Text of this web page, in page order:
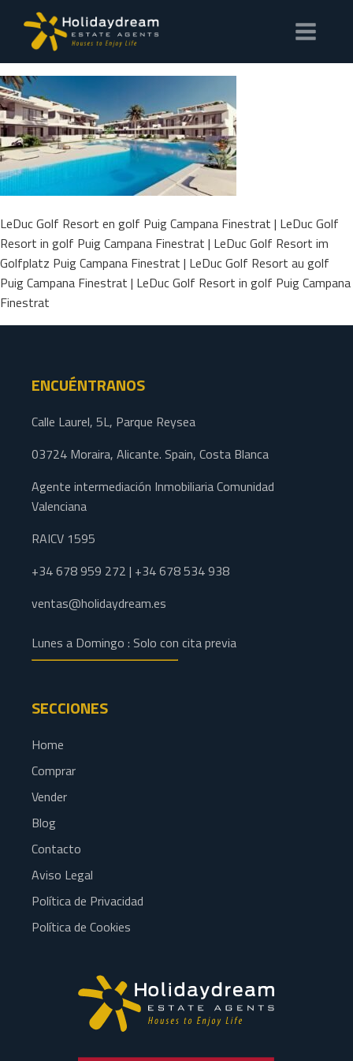
LeDuc Golf Resort en golf Puig Campana Finestrat | LeDuc Golf
Resort in golf Puig Campana Finestrat | LeDuc Golf Resort im
Golfplatz Puig Campana Finestrat | LeDuc Golf Resort au golf
Puig Campana Finestrat | LeDuc Golf Resort in golf Puig Campana
Finestrat
ENCUÉNTRANOS
Calle Laurel, 5L, Parque Reysea
03724 Moraira, Alicante. Spain, Costa Blanca
Agente intermediación Inmobiliaria Comunidad
Valenciana
RAICV 1595
+34 678 959 272 | +34 678 534 938
ventas@holidaydream.es
Lunes a Domingo : Solo con cita previa
SECCIONES
Home
Comprar
Vender
Blog
Contacto
Aviso Legal
Política de Privacidad
Política de Cookies